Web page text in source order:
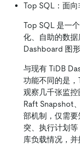
Top SQL：面
Top SQL 是一
化、自助的数
Dashboard 图
与现有 TiDB
功能不同的是
观察几千张监
Raft Snapshot
部机制，仅需
突、执行计划
库负载情况，并